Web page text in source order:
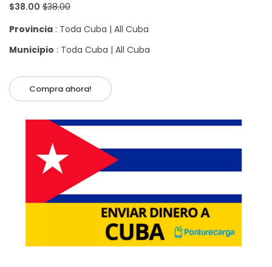
$38.00 $38.00
Provincia : Toda Cuba | All Cuba
Municipio : Toda Cuba | All Cuba
Compra ahora!